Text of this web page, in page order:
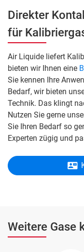
Direkter
für
Air Liquide liefert
bieten wir Ihnen eine
Sie kennen Ihre
Bedarf, wir bieten
Technik. Das klingt
Nutzen Sie gerne
Sie Ihren Bedarf so
Experten zügig und
Weitere Gase